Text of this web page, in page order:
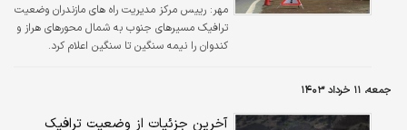
مهر: رییس مرکز مدیریت راه های مازندران وضعیت
ترافیک مسیرهای جنوب به شمال محورهای هراز و
کندوان را نیمه سنگین تا سنگین اعلام کرد.
جمعه، ۱۱ خرداد ۱۴۰۳
آخرین جزئیات از وضعیت ترافیک